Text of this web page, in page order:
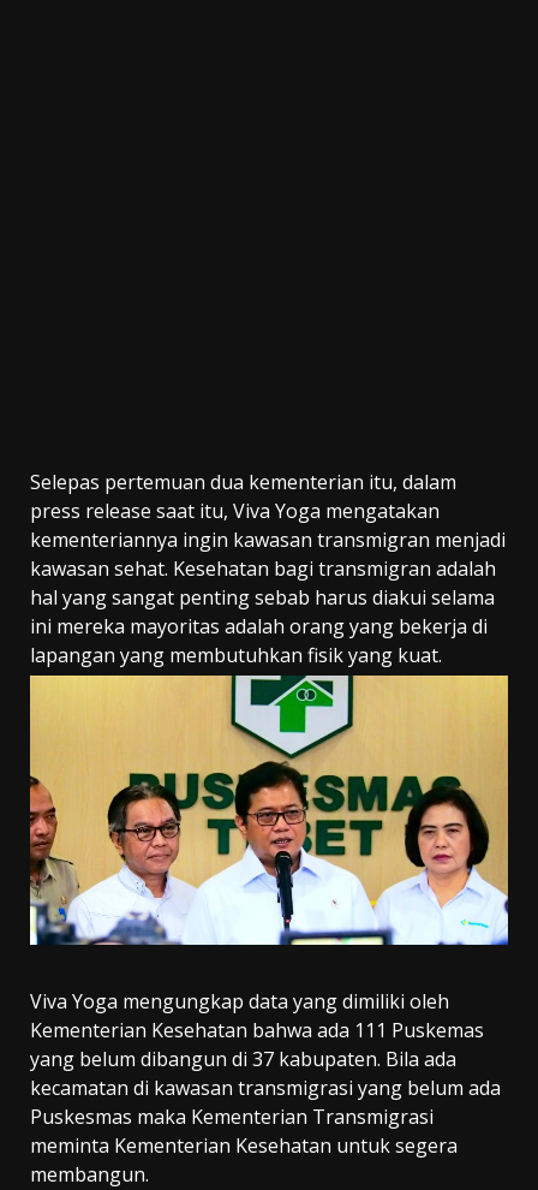
Selepas pertemuan dua kementerian itu, dalam
press release saat itu, Viva Yoga mengatakan
kementeriannya ingin kawasan transmigran menjadi
kawasan sehat. Kesehatan bagi transmigran adalah
hal yang sangat penting sebab harus diakui selama
ini mereka mayoritas adalah orang yang bekerja di
lapangan yang membutuhkan fisik yang kuat.
Viva Yoga mengungkap data yang dimiliki oleh
Kementerian Kesehatan bahwa ada 111 Puskemas
yang belum dibangun di 37 kabupaten. Bila ada
kecamatan di kawasan transmigrasi yang belum ada
Puskesmas maka Kementerian Transmigrasi
meminta Kementerian Kesehatan untuk segera
membangun.